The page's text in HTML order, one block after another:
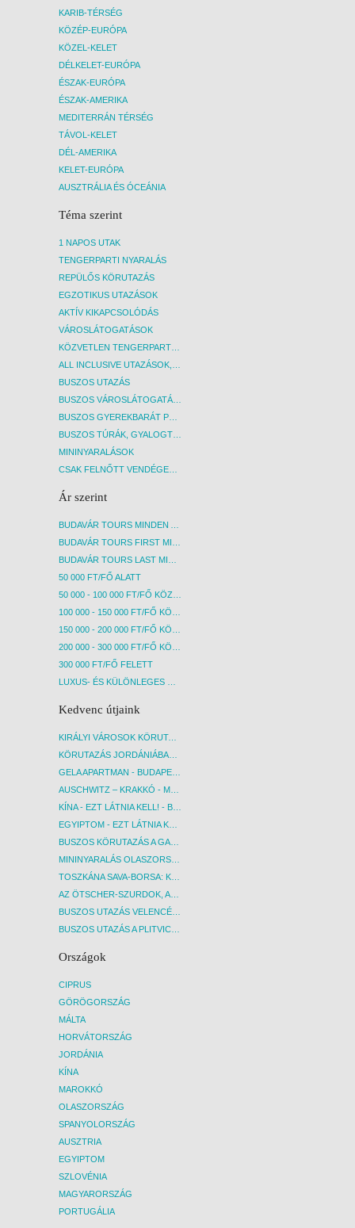
KARIB-TÉRSÉG
KÖZÉP-EURÓPA
KÖZEL-KELET
DÉLKELET-EURÓPA
ÉSZAK-EURÓPA
ÉSZAK-AMERIKA
MEDITERRÁN TÉRSÉG
TÁVOL-KELET
DÉL-AMERIKA
KELET-EURÓPA
AUSZTRÁLIA ÉS ÓCEÁNIA
Téma szerint
1 NAPOS UTAK
TENGERPARTI NYARALÁS
REPÜLŐS KÖRUTAZÁS
EGZOTIKUS UTAZÁSOK
AKTÍV KIKAPCSOLÓDÁS
VÁROSLÁTOGATÁSOK
KÖZVETLEN TENGERPARTI SZÁLLÁSOK
ALL INCLUSIVE UTAZÁSOK, NYARALÁSOK
BUSZOS UTAZÁS
BUSZOS VÁROSLÁTOGATÁSOK
BUSZOS GYEREKBARÁT PROGRAMOK
BUSZOS TÚRÁK, GYALOGTÚRÁK
MININYARALÁSOK
CSAK FELNŐTT VENDÉGEKET FOGADÓ SZÁLLÁSOK
Ár szerint
BUDAVÁR TOURS MINDEN AKCIÓS ÚT
BUDAVÁR TOURS FIRST MINUTE AKCIÓS UTAK
BUDAVÁR TOURS LAST MINUTE AKCIÓS UTAK
50 000 FT/FŐ ALATT
50 000 - 100 000 FT/FŐ KÖZÖTT
100 000 - 150 000 FT/FŐ KÖZÖTT
150 000 - 200 000 FT/FŐ KÖZÖTT
200 000 - 300 000 FT/FŐ KÖZÖTT
300 000 FT/FŐ FELETT
LUXUS- ÉS KÜLÖNLEGES UTAK
Kedvenc útjaink
KIRÁLYI VÁROSOK KÖRUTAZÁS KÖZVETLEN REPÜLŐJÁRATTAL - BUDAPEST, REPÜLŐ
KÖRUTAZÁS JORDÁNIÁBAN, HOLT-TENGERI PIHENÉSSEL - BUDAPEST, REPÜLŐ
GELA APARTMAN - BUDAPEST, REPÜLŐ
AUSCHWITZ – KRAKKÓ - MEGRÁZÓ IDŐUTAZÁS! - BUDAPEST, BUSZ
KÍNA - EZT LÁTNIA KELL! - BUDAPEST, REPÜLŐ
EGYIPTOM - EZT LÁTNIA KELL! - BUDAPEST, REPÜLŐ
BUSZOS KÖRUTAZÁS A GARDA-TÓ KÖRNYÉKÉN - BUDAPEST, BUSZ
MININYARALÁS OLASZORSZÁGBAN: ÉSZAK-OLASZ GYÖNGYSZEMEK NYOMÁBAN - BUDAPEST, BUSZ
TOSZKÁNA SAVA-BORSA: KÓSTOLÓK ÉS KULTURÁLIS UTAZÁS - BUDAPEST, BUSZ
AZ ÖTSCHER-SZURDOK, AUSZTRIA GRAND CANYONJA - BUDAPEST, BUSZ
BUSZOS UTAZÁS VELENCÉBE - BUDAPEST, BUSZ
BUSZOS UTAZÁS A PLITVICEI-TAVAK NEMZETI PARKBA - BUDAPEST, BUSZ
Országok
CIPRUS
GÖRÖGORSZÁG
MÁLTA
HORVÁTORSZÁG
JORDÁNIA
KÍNA
MAROKKÓ
OLASZORSZÁG
SPANYOLORSZÁG
AUSZTRIA
EGYIPTOM
SZLOVÉNIA
MAGYARORSZÁG
PORTUGÁLIA